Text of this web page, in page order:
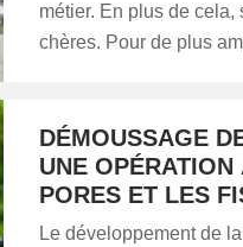
métier. En plus de cela,
chères. Pour de plus
DÉMOUSSAGE
UNE
PORES ET LES
Le développement de